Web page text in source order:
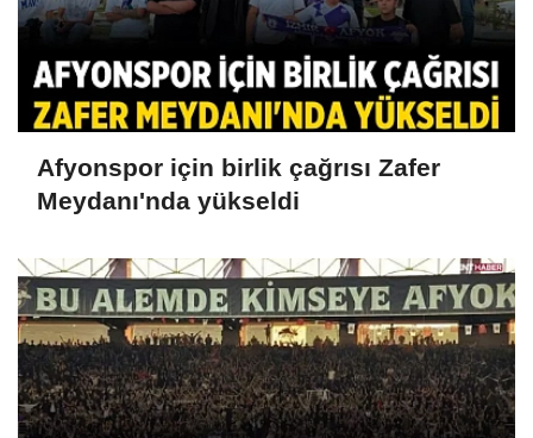
Afyonspor için birlik çağrısı Zafer
Meydanı'nda yükseldi